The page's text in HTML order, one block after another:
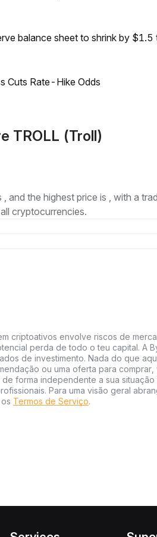
balance sheet to shrink by $1.5
Cuts Rate-Hike Odds
TROLL (Troll)
and the highest price is , with a
cryptocurrencies.
criptoativos envolve riscos de
perda de todo o teu capital. A
de investimento. Nada do que
ou uma oferta para
forma independente a sua
Para uma visão geral
Termos de Serviço.